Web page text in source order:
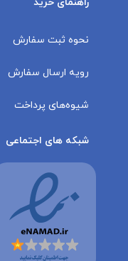
نحوه ثبت سفارش
رویه ارسال سفارش
شیوه‌های پرداخت
شبکه های اجتماعی